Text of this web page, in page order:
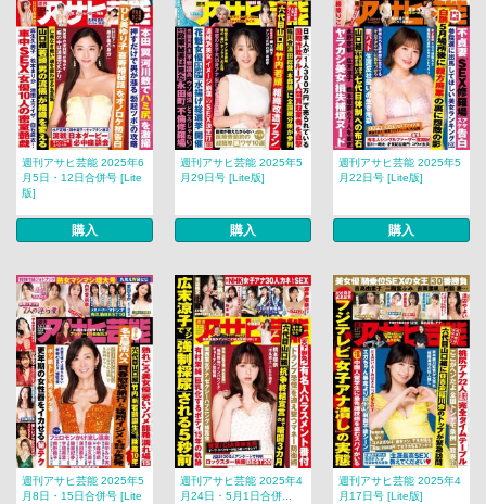
週刊アサヒ芸能 2025年6
月5日・12日合併号 [Lite
版]
購入
週刊アサヒ芸能 2025年5
月29日号 [Lite版]
購入
週刊アサヒ芸能 2025年5
月22日号 [Lite版]
購入
週刊アサヒ芸能 2025年5
月8日・15日合併号 [Lite
週刊アサヒ芸能 2025年4
月24日・5月1日合併...
週刊アサヒ芸能 2025年4
月17日号 [Lite版]